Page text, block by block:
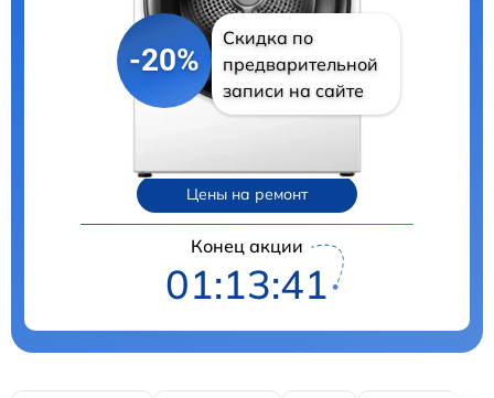
-20%
Скидка по
предварительной
записи на сайте
Цены на ремонт
Конец акции
01:13:40